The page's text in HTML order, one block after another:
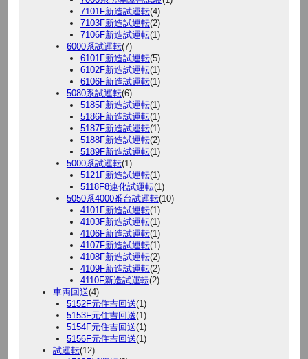
7101F新造試運転(4)
7103F新造試運転(2)
7106F新造試運転(1)
6000系試運転(7)
6101F新造試運転(5)
6102F新造試運転(1)
6106F新造試運転(1)
5080系試運転(6)
5185F新造試運転(1)
5186F新造試運転(1)
5187F新造試運転(1)
5188F新造試運転(2)
5189F新造試運転(1)
5000系試運転(1)
5121F新造試運転(1)
5118F8連化試運転(1)
5050系4000番台試運転(10)
4101F新造試運転(1)
4103F新造試運転(1)
4106F新造試運転(1)
4107F新造試運転(1)
4108F新造試運転(2)
4109F新造試運転(2)
4110F新造試運転(2)
車両回送(4)
5152F元住吉回送(1)
5153F元住吉回送(1)
5154F元住吉回送(1)
5156F元住吉回送(1)
試運転(12)